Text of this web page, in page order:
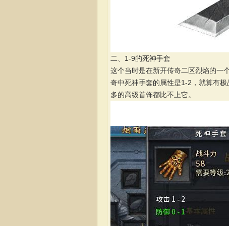
二、1-9的死神手套
这个当时是在新开传奇二区烈焰的一
奇中死神手套的属性是1-2，就算有
多的高级首饰都比不上它。